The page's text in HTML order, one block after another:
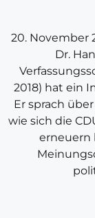
20. November
Dr.
2018) hat ein
Er sprach
wie sich die
erneuern